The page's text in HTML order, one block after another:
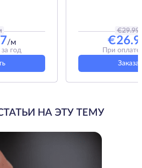
/м
год
€29.99
€
При оплате
НА ЭТУ ТЕМУ